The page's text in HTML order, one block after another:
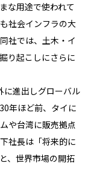
な用途で使われて
社会インフラの大
社では、土木・イ
り起こしにさらに
進出しグローバル
年ほど前、タイに
や台湾に販売拠点
社長は「将来的に
、世界市場の開拓